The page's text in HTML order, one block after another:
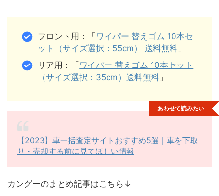
フロント用：「 ワイパー 替えゴム 10本セ
ット（サイズ選択：55cm） 送料無料 」
リア用：「ワイパー 替えゴム 10本セット
（サイズ選択：35cm）送料無料 」
【2023】車一括査定サイトおすすめ5選｜車を下取
り・売却する前に見てほしい情報
あわせて読みたい
カングーのまとめ記事はこちら↓